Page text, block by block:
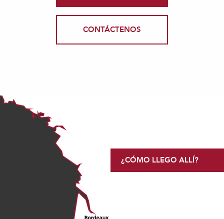
CONTÁCTENOS
¿CÓMO LLEGO ALLÍ?